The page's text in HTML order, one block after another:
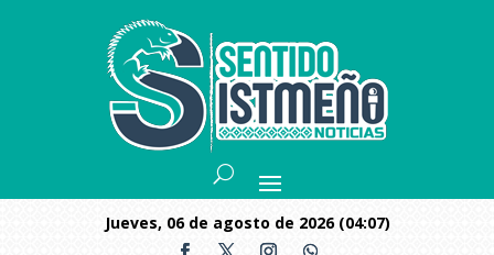
jueves, 06 de agosto de 2026 (04:07)